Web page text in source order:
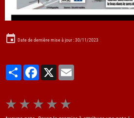
Date de dernière mise à jour : 30/11/2023
Partager Facebook
★ ★ ★ ★ ★